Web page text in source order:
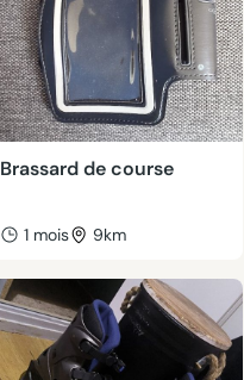
Brassard de course
1 mois 9km